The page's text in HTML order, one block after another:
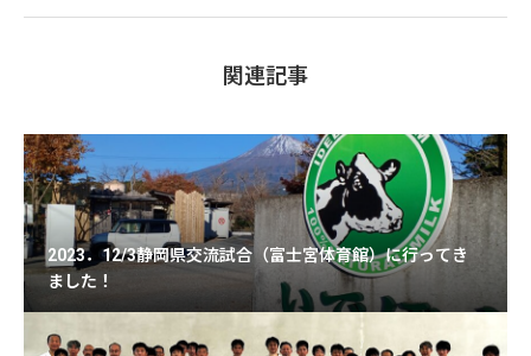
関連記事
2023．12/3静岡県交流試合（富士宮体育館）に行ってき
ました！